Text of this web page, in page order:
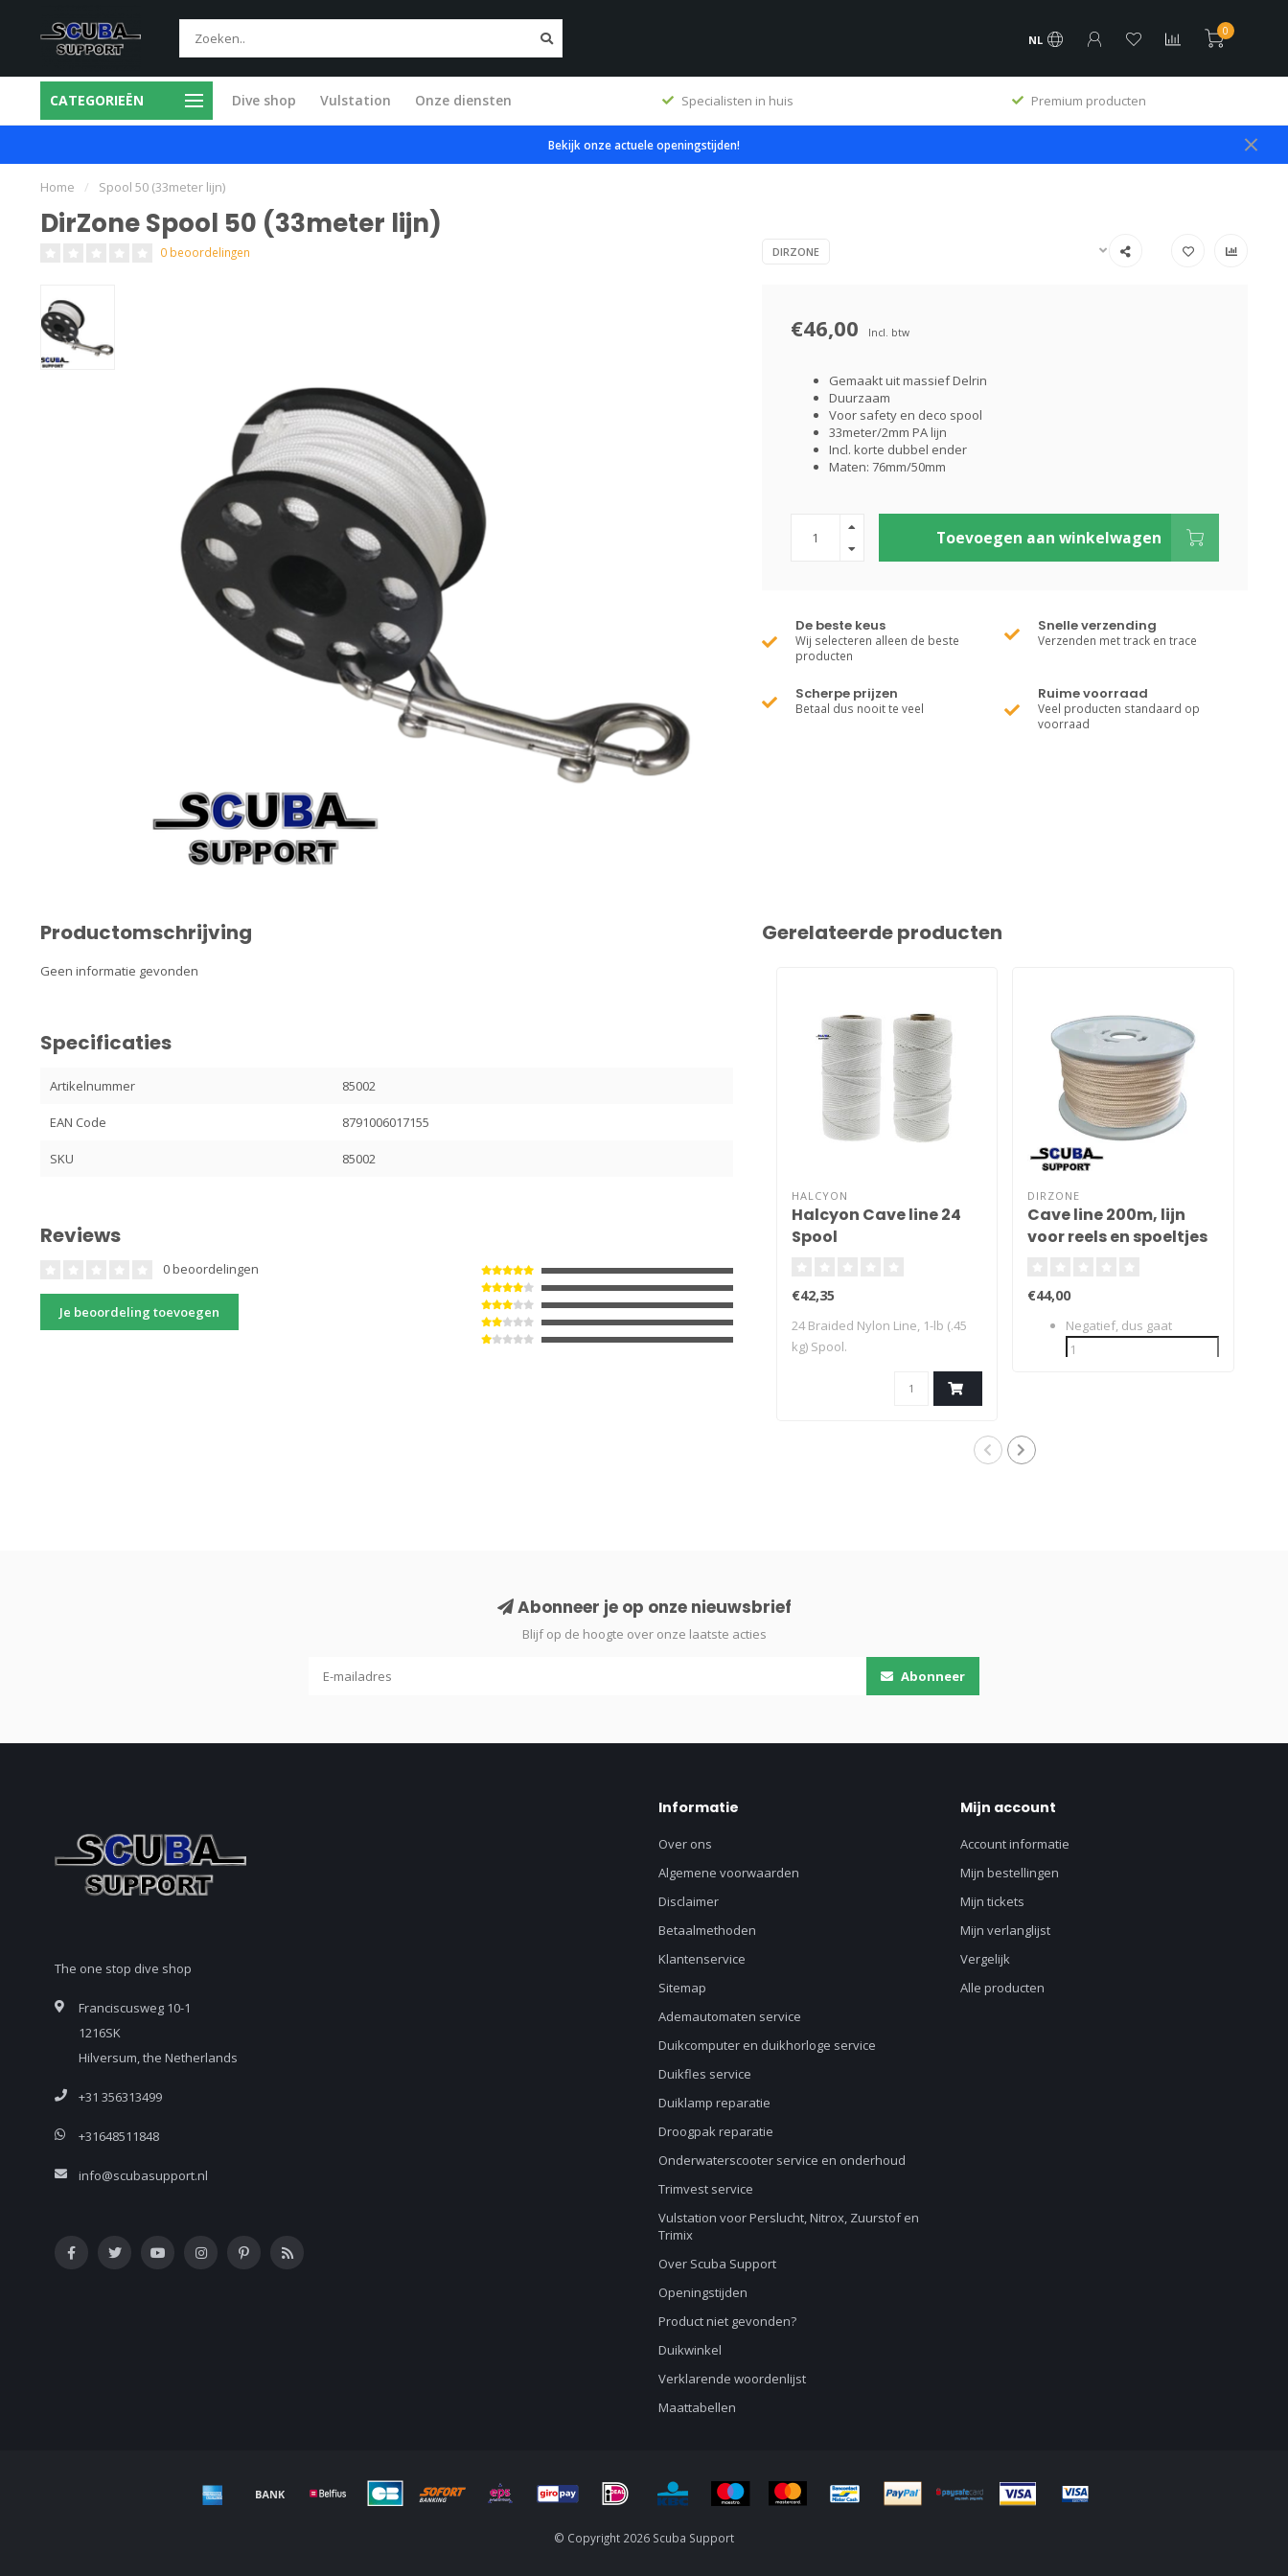
NL
0
CATEGORIEËN Dive shop Vulstation Onze diensten
in eigen werkplaats Snel en vakkundig Specialisten in huis Premium producten
Bekijk onze actuele openingstijden!
Home / Spool 50 (33meter lijn)
DirZone Spool 50 (33meter lijn)
0 beoordelingen DIRZONE
€46,00 Incl. btw
Gemaakt uit massief Delrin
Duurzaam
Voor safety en deco spool
33meter/2mm PA lijn
Incl. korte dubbel ender
Maten: 76mm/50mm
Toevoegen aan winkelwagen
De beste keus
Wij selecteren alleen de beste
producten
Snelle verzending
Verzenden met track en trace
Scherpe prijzen
Betaal dus nooit te veel
Ruime voorraad
Veel producten standaard op
voorraad
Productomschrijving
Geen informatie gevonden
Specificaties
Artikelnummer 85002
EAN Code 8791006017155
SKU 85002
Reviews
0 beoordelingen
Je beoordeling toevoegen
Gerelateerde producten
HALCYON
Halcyon Cave line 24
Spool
€42,35
24 Braided Nylon Line, 1-lb (.45
kg) Spool.
DIRZONE
Cave line 200m, lijn
voor reels en spoeltjes
€44,00
Negatief, dus gaat
Abonneer je op onze nieuwsbrief
Blijf op de hoogte over onze laatste acties
Abonneer
The one stop dive shop
Franciscusweg 10-1
1216SK
Hilversum, the Netherlands
+31 356313499
+31648511848
info@scubasupport.nl
Informatie
Over ons
Algemene voorwaarden
Disclaimer
Betaalmethoden
Klantenservice
Sitemap
Ademautomaten service
Duikcomputer en duikhorloge service
Duikfles service
Duiklamp reparatie
Droogpak reparatie
Onderwaterscooter service en onderhoud
Trimvest service
Vulstation voor Perslucht, Nitrox, Zuurstof en
Trimix
Over Scuba Support
Openingstijden
Product niet gevonden?
Duikwinkel
Verklarende woordenlijst
Maattabellen
Mijn account
Account informatie
Mijn bestellingen
Mijn tickets
Mijn verlanglijst
Vergelijk
Alle producten
© Copyright 2026 Scuba Support